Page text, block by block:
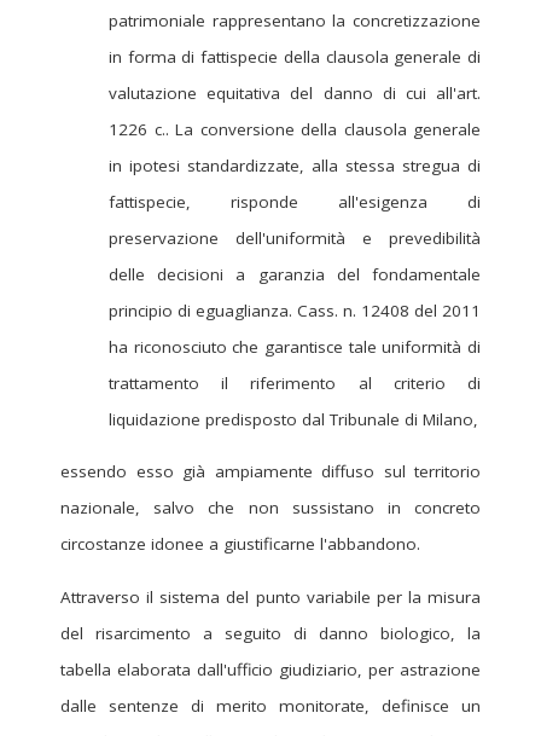
patrimoniale rappresentano la concretizzazione
in forma di fattispecie della clausola generale di
valutazione equitativa del danno di cui all'art.
1226 c.. La conversione della clausola generale
in ipotesi standardizzate, alla stessa stregua di
fattispecie, risponde all'esigenza di
preservazione dell'uniformità e prevedibilità
delle decisioni a garanzia del fondamentale
principio di eguaglianza. Cass. n. 12408 del 2011
ha riconosciuto che garantisce tale uniformità di
trattamento il riferimento al criterio di
liquidazione predisposto dal Tribunale di Milano,
essendo esso già ampiamente diffuso sul territorio
nazionale, salvo che non sussistano in concreto
circostanze idonee a giustificarne l'abbandono.
Attraverso il sistema del punto variabile per la misura
del risarcimento a seguito di danno biologico, la
tabella elaborata dall'ufficio giudiziario, per astrazione
dalle sentenze di merito monitorate, definisce un